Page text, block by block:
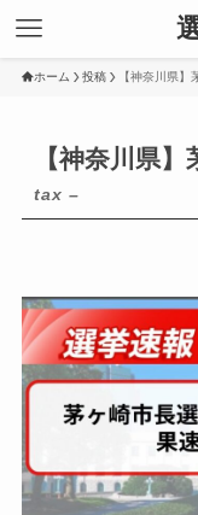
ホーム 投稿 【神奈川県】
【神奈川県
tax –